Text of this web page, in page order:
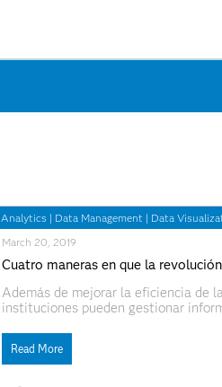
Analytics | Data Management | Data
March 20, 2019
Cuatro maneras en que la
Además de mejorar la eficiencia de
instituciones pueden gestionar
sociales y apoyar
Read More